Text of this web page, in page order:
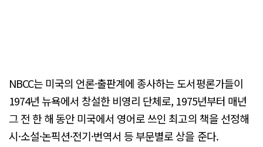
NBCC는 미국의 언론·출판계에 종사하는 도서평론가들이
1974년 뉴욕에서 창설한 비영리 단체로, 1975년부터 매년
그 전 한 해 동안 미국에서 영어로 쓰인 최고의 책을 선정해
시·소설·논픽션·전기·번역서 등 부문별로 상을 준다.